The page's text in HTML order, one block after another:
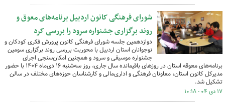
شورای فرهنگی کانون اردبیل برنامه‌های معوق و
روند برگزاری جشنواره سرود را بررسی کرد
دوازدهمین جلسه شورای فرهنگی کانون پرورش فکری کودکان و
نوجوانان استان اردبیل با محوریت بررسی روند برگزاری سومین
جشنواره موسیقی و سرود و همچنین امکان‌سنجی اجرای
برنامه‌های معوقه استان در روزهای باقیمانده سال جاری، روز سه‌شنبه ۱۶ دی‌ماه ۱۴۰۴ با حضور
مدیرکل کانون استان، معاونان فرهنگی و اداری‌مالی و کارشناسان حوزه‌های مختلف در سالن
تشکیل شد.
۱۷ دی ۰۴ - ۱۰:۱۸